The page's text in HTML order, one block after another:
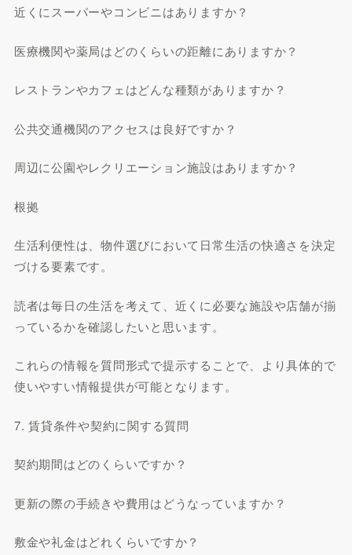
近くにスーパーやコンビニはありますか？
医療機関や薬局はどのくらいの距離にありますか？
レストランやカフェはどんな種類がありますか？
公共交通機関のアクセスは良好ですか？
周辺に公園やレクリエーション施設はありますか？
根拠
生活利便性は、物件選びにおいて日常生活の快適さを決定
づける要素です。
読者は毎日の生活を考えて、近くに必要な施設や店舗が揃
っているかを確認したいと思います。
これらの情報を質問形式で提示することで、より具体的で
使いやすい情報提供が可能となります。
7. 賃貸条件や契約に関する質問
契約期間はどのくらいですか？
更新の際の手続きや費用はどうなっていますか？
敷金や礼金はどれくらいですか？